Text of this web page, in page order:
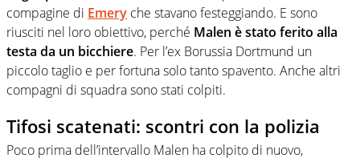
compagine di Emery che stavano festeggiando. E sono
riusciti nel loro obiettivo, perché Malen è stato ferito alla
testa da un bicchiere. Per l’ex Borussia Dortmund un
piccolo taglio e per fortuna solo tanto spavento. Anche altri
compagni di squadra sono stati colpiti.
Tifosi scatenati: scontri con la polizia
Poco prima dell’intervallo Malen ha colpito di nuovo,